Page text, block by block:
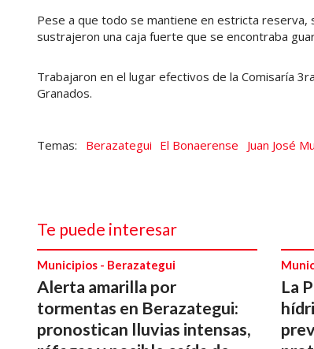
Pese a que todo se mantiene en estricta reserva,
sustrajeron una caja fuerte que se encontraba
Trabajaron en el lugar efectivos de la Comisaría
Granados.
Berazategui El Bonaerense Juan José
Te puede interesar
Alerta amarilla por
tormentas en Berazategui:
pronostican lluvias intensas,
Municipios - Berazategui
La